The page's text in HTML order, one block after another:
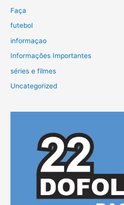
Faça
futebol
informaçao
Informações Importantes
séries e filmes
Uncategorized